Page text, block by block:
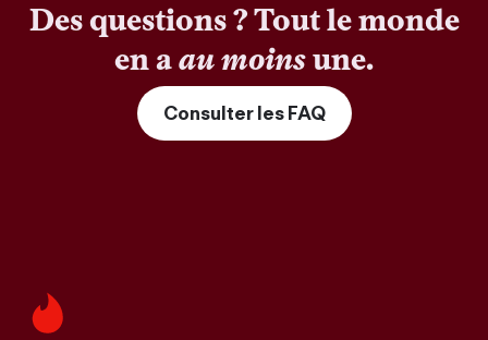
Des questions ? Tout le monde
en aau moinsune.
Consulter les FAQ